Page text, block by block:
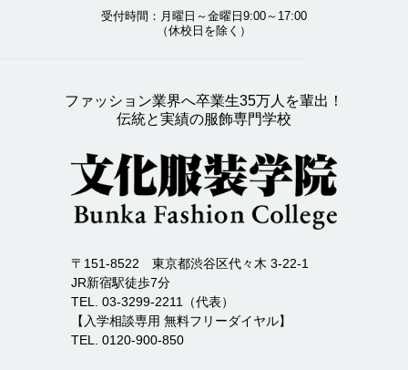
受付時間：月曜日～金曜日9:00～17:00
（休校日を除く）
ファッション業界へ卒業生35万人を輩出！
伝統と実績の服飾専門学校
〒151-8522 東京都渋谷区代々木 3-22-1
JR新宿駅徒歩7分
TEL. 03-3299-2211（代表）
【入学相談専用 無料フリーダイヤル】
TEL. 0120-900-850